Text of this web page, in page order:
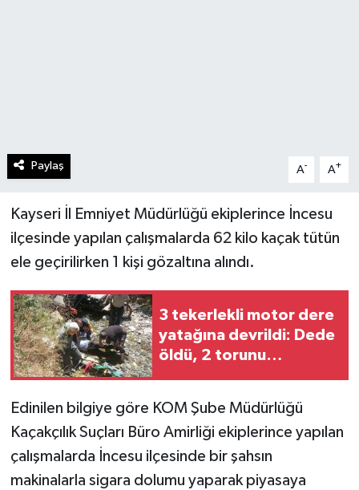
Paylaş A- A+
Kayseri İl Emniyet Müdürlüğü ekiplerince İncesu
ilçesinde yapılan çalışmalarda 62 kilo kaçak tütün
ele geçirilirken 1 kişi gözaltına alındı.
3 tekerlekli motor dere
yatağına devrildi: Dede
öldü, 2 torunu
Edinilen bilgiye göre KOM Şube Müdürlüğü
Kaçakçılık Suçları Büro Amirliği ekiplerince yapılan
çalışmalarda İncesu ilçesinde bir şahsın
makinalarla sigara dolumu yaparak piyasaya